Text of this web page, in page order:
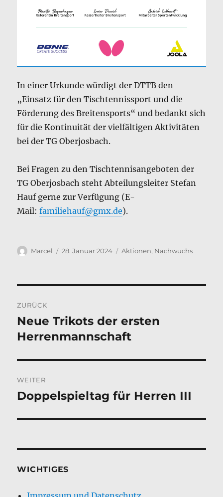
In einer Urkunde würdigt der DTTB den
„Einsatz für den Tischtennissport und die
Förderung des Breitensports“ und bedankt sich
für die Kontinuität der vielfältigen Aktivitäten
bei der TG Oberjosbach.
Bei Fragen zu den Tischtennisangeboten der
TG Oberjosbach steht Abteilungsleiter Stefan
Hauf gerne zur Verfügung (E-
Mail:familiehauf@gmx.de).
Autor
Marcel
Veröffentlicht
28. Januar 2024 Kategorien
Aktionen, Nachwuchs
ZURÜCK
Vorheriger
Beitrag:
Neue Trikots der ersten
Herrenmannschaft
WEITER
Nächster
Doppelspieltag für Herren III
WICHTIGES